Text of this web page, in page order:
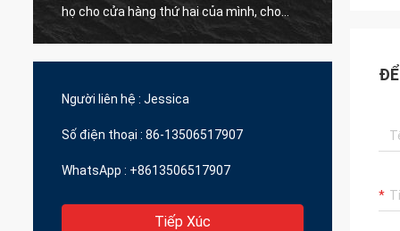
họ cho cửa hàng thứ hai của mình, cho
đến nay tất cả 10 cửa hàng của tôi trên
với giá cả hợp lý
xuất!
Người liên hệ : Jessica
Số điện thoại : 86-13506517907
WhatsApp : +8613506517907
Tiếp Xúc